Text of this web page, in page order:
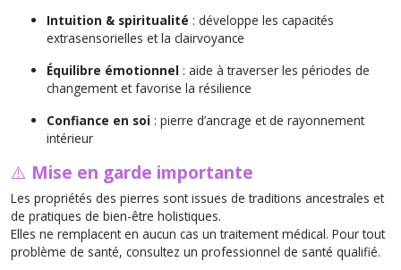
Intuition & spiritualité : développe les capacités
extrasensorielles et la clairvoyance
Équilibre émotionnel : aide à traverser les périodes de
changement et favorise la résilience
Confiance en soi : pierre d’ancrage et de rayonnement
intérieur
⚠️ Mise en garde importante
Les propriétés des pierres sont issues de traditions ancestrales et
de pratiques de bien-être holistiques.
Elles ne remplacent en aucun cas un traitement médical. Pour tout
problème de santé, consultez un professionnel de santé qualifié.